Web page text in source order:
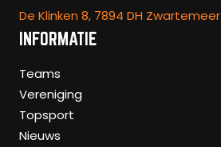
De Klinken 8, 7894 DH Zwartemeer
INFORMATIE
Teams
Vereniging
Topsport
Nieuws